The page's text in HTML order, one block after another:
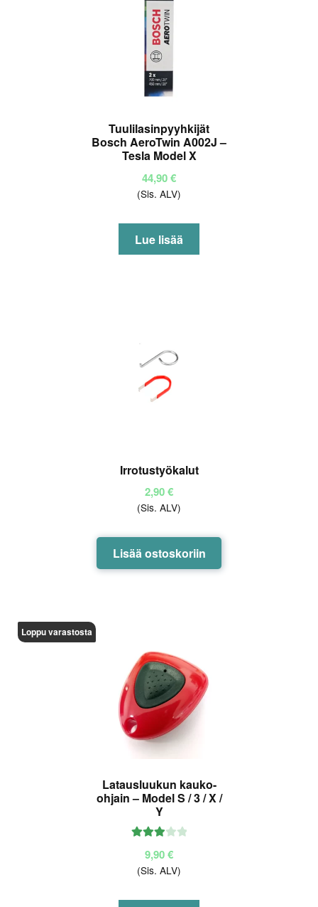
Tuulilasinpyyhkijät
Bosch AeroTwin A002J –
Tesla Model X
44,90€
(Sis. ALV)
Lue lisää
Irrotustyökalut
2,90€
(Sis. ALV)
Lisää ostoskoriin
Loppu varastosta
Latausluukun kauko-
ohjain – Model S / 3 / X /
Y
lu
tuottees
9,90€
(Sis. ALV)